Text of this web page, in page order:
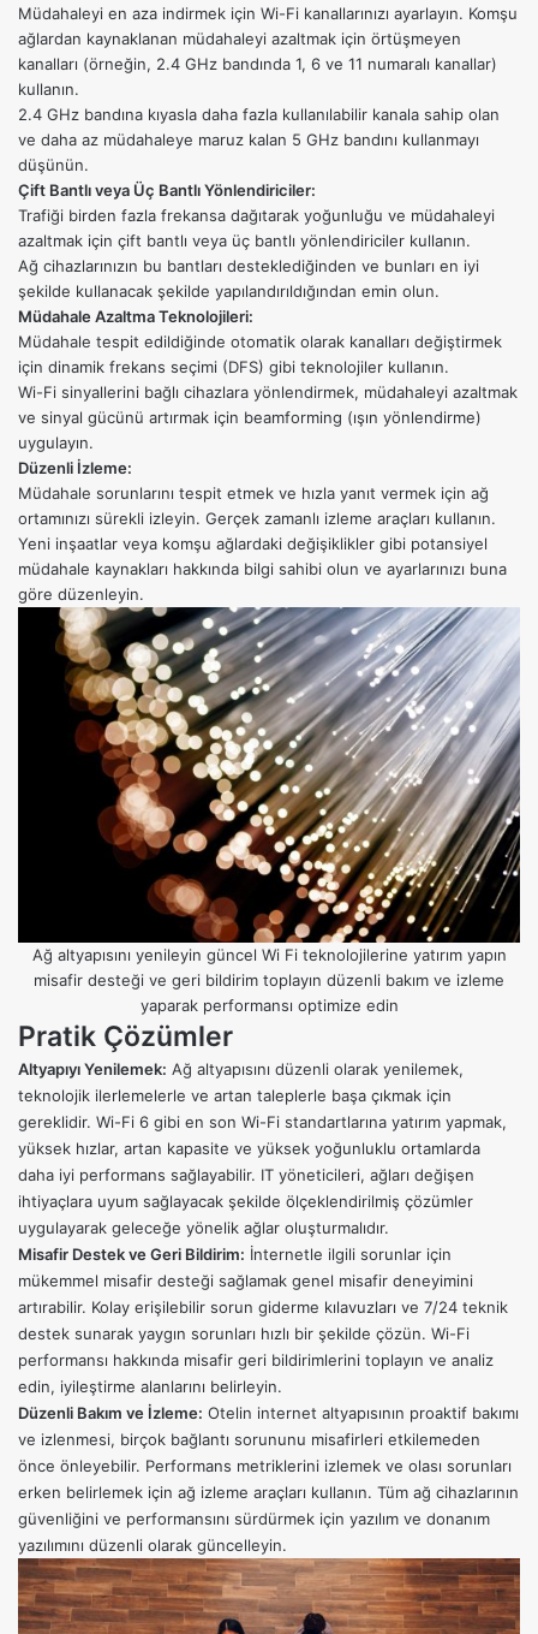
Müdahaleyi en aza indirmek için Wi-Fi kanallarınızı ayarlayın. Komşu
ağlardan kaynaklanan müdahaleyi azaltmak için örtüşmeyen
kanalları (örneğin, 2.4 GHz bandında 1, 6 ve 11 numaralı kanallar)
kullanın.
2.4 GHz bandına kıyasla daha fazla kullanılabilir kanala sahip olan
ve daha az müdahaleye maruz kalan 5 GHz bandını kullanmayı
düşünün.
Çift Bantlı veya Üç Bantlı Yönlendiriciler:
Trafiği birden fazla frekansa dağıtarak yoğunluğu ve müdahaleyi
azaltmak için çift bantlı veya üç bantlı yönlendiriciler kullanın.
Ağ cihazlarınızın bu bantları desteklediğinden ve bunları en iyi
şekilde kullanacak şekilde yapılandırıldığından emin olun.
Müdahale Azaltma Teknolojileri:
Müdahale tespit edildiğinde otomatik olarak kanalları değiştirmek
için dinamik frekans seçimi (DFS) gibi teknolojiler kullanın.
Wi-Fi sinyallerini bağlı cihazlara yönlendirmek, müdahaleyi azaltmak
ve sinyal gücünü artırmak için beamforming (ışın yönlendirme)
uygulayın.
Düzenli İzleme:
Müdahale sorunlarını tespit etmek ve hızla yanıt vermek için ağ
ortamınızı sürekli izleyin. Gerçek zamanlı izleme araçları kullanın.
Yeni inşaatlar veya komşu ağlardaki değişiklikler gibi potansiyel
müdahale kaynakları hakkında bilgi sahibi olun ve ayarlarınızı buna
göre düzenleyin.
Ağ altyapısını yenileyin güncel Wi Fi teknolojilerine yatırım yapın
misafir desteği ve geri bildirim toplayın düzenli bakım ve izleme
yaparak performansı optimize edin
Pratik Çözümler
Altyapıyı Yenilemek: Ağ altyapısını düzenli olarak yenilemek,
teknolojik ilerlemelerle ve artan taleplerle başa çıkmak için
gereklidir. Wi-Fi 6 gibi en son Wi-Fi standartlarına yatırım yapmak,
yüksek hızlar, artan kapasite ve yüksek yoğunluklu ortamlarda
daha iyi performans sağlayabilir. IT yöneticileri, ağları değişen
ihtiyaçlara uyum sağlayacak şekilde ölçeklendirilmiş çözümler
uygulayarak geleceğe yönelik ağlar oluşturmalıdır.
Misafir Destek ve Geri Bildirim: İnternetle ilgili sorunlar için
mükemmel misafir desteği sağlamak genel misafir deneyimini
artırabilir. Kolay erişilebilir sorun giderme kılavuzları ve 7/24 teknik
destek sunarak yaygın sorunları hızlı bir şekilde çözün. Wi-Fi
performansı hakkında misafir geri bildirimlerini toplayın ve analiz
edin, iyileştirme alanlarını belirleyin.
Düzenli Bakım ve İzleme: Otelin internet altyapısının proaktif bakımı
ve izlenmesi, birçok bağlantı sorununu misafirleri etkilemeden
önce önleyebilir. Performans metriklerini izlemek ve olası sorunları
erken belirlemek için ağ izleme araçları kullanın. Tüm ağ cihazlarının
güvenliğini ve performansını sürdürmek için yazılım ve donanım
yazılımını düzenli olarak güncelleyin.